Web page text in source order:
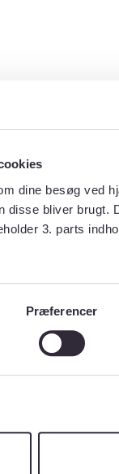
dine besøg ved
disse bliver
3. parts
Præferencer